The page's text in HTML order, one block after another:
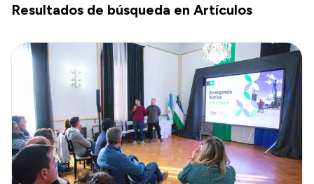
Delegaciones
Normativa
Transparencia
Presupuesto
Boletín Oficial
Resultados de búsqueda en Artículos